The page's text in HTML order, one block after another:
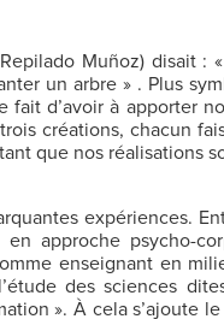
Muñoz) disait :
un arbre » . Plus
d’avoir à apporter
créations, chacun
que nos réalisations
expériences.
en approche psycho-
enseignant en
des sciences
». À cela s’ajoute